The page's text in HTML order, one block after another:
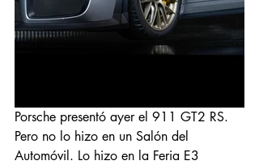
Entradas destacadas
Porsche presentó ayer el 911 GT2 RS.
Pero no lo hizo en un Salón del
Automóvil. Lo hizo en la Feria E3